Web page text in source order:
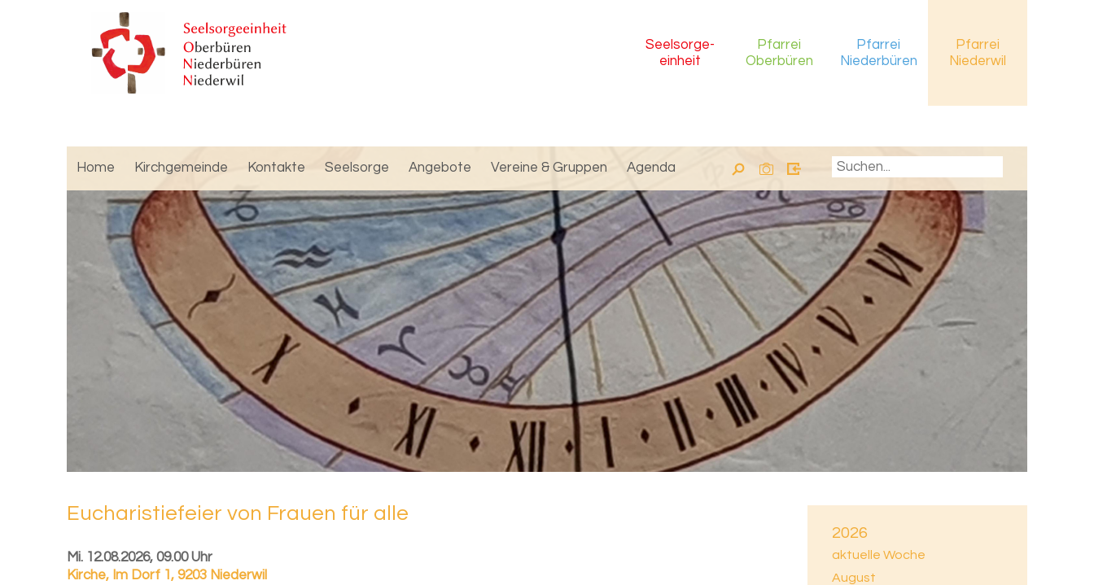
Seelsorge-
einheit
Pfarrei
Oberbüren
Pfarrei
Niederbüren
Pfarrei
Niederwil
Home Kirchgemeinde Kontakte Seelsorge Angebote Vereine & Gruppen Agenda
2026
aktuelle Woche
August
Eu­cha­ris­tie­fei­er von Frau­en für alle
Mi. 12.08.2026, 09.00 Uhr
Kirche, Im Dorf 1, 9203 Niederwil